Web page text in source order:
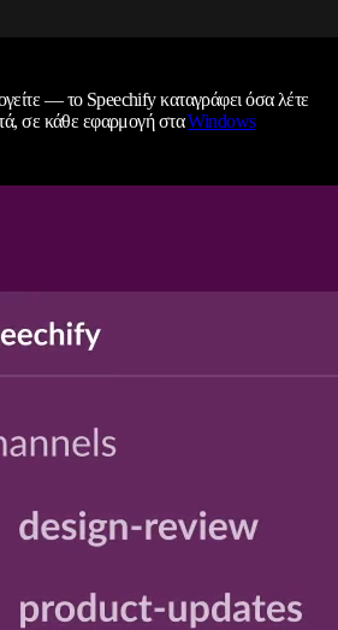
— το Speechify καταγράφει όσα λέτε
σε κάθε εφαρμογή σταWindows